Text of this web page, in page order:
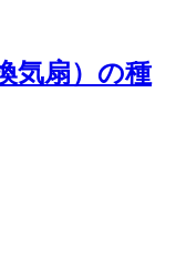
気扇）の種